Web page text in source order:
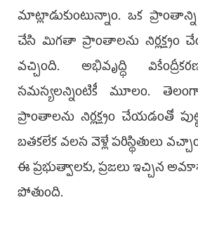
మాట్లాడుకుంటున్నాం. ఒక
చేసి మిగతా ప్రాంతాలను నిర్లక్ష్యం
వచ్చింది. అభివృద్ధి
సమస్యలన్నింటికీ మూలం.
ప్రాంతాలను నిర్లక్ష్యం చేయడంతో
బతకలేక వలస వెళ్లే పరిస్థితులు
ఈ ప్రభుత్వాలకు, ప్రజలు ఇచ్చిన
పోతుంది.